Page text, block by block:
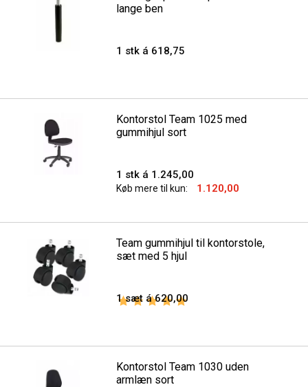
lange ben
1 stk á 618,75
Kontorstol Team 1025 med
gummihjul sort
1 stk á 1.245,00
Køb mere til kun: 1.120,00
Team gummihjul til kontorstole,
sæt med 5 hjul
1 sæt á 620,00
Vurdering:
Kontorstol Team 1030 uden
armlæn sort